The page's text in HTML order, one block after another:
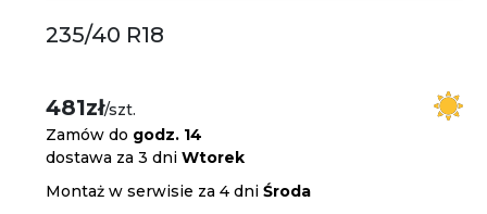
235/40 R18
481zł/szt.
Zamów do godz. 14
dostawa za 3 dniWtorek
Montaż w serwisie za 4 dniŚroda